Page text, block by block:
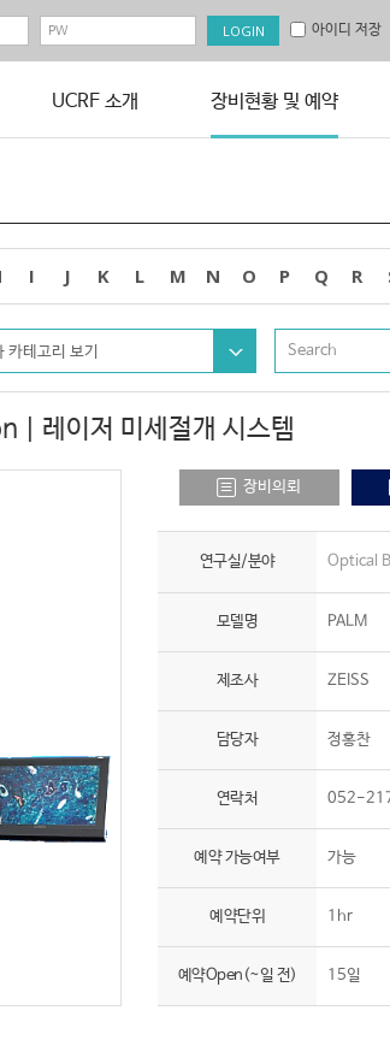
아이디 저장
UCRF 소개 장비현황 및 예약
I J K L M N O P Q R
카테고리 보기
| 레이저 미세절개 시스템
장비의뢰
연구실/분야 Optical
모델명 PALM
제조사 ZEISS
담당자 정홍찬
연락처 052-
예약 가능여부 가능
예약단위 1hr
예약Open(~일 전) 15일